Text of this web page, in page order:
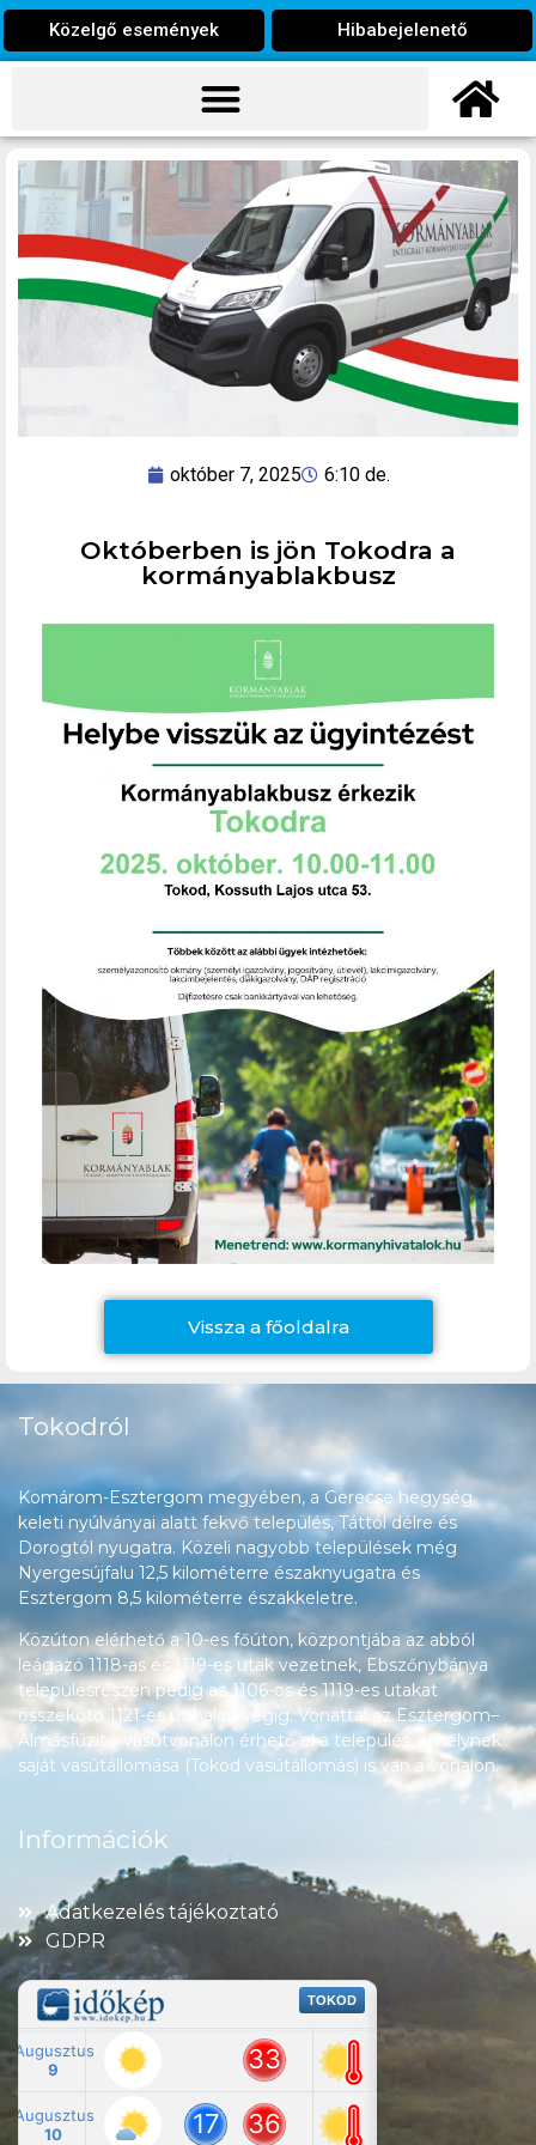
Közelgő események Hibabejelenető
október 7, 2025 6:10 de.
Októberben is jön Tokodra a
kormányablakbusz
Vissza a főoldalra
Tokodról
Komárom-Esztergom megyében, a Gerecse hegység
keleti nyúlványai alatt fekvő település, Táttól délre és
Dorogtól nyugatra. Közeli nagyobb települések még
Nyergesújfalu 12,5 kilométerre északnyugatra és
Esztergom 8,5 kilométerre északkeletre.
Közúton elérhető a 10-es főúton, központjába az abból
leágazó 1118-as és 1119-es utak vezetnek, Ebszőnybánya
településrészén pedig az 1106-os és 1119-es utakat
összekötő 1121-es út halad végig. Vonattal az Esztergom–
Almásfüzitő-vasútvonalon érhető el a település, amelynek
saját vasútállomása (Tokod vasútállomás) is van a vonalon.
Információk
Adatkezelés tájékoztató
GDPR